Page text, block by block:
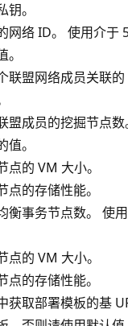
钥。
网络 ID。 使用介于
联盟网络成员关联
盟成员的挖掘节点
值。
点的 VM 大小。
点的存储性能。
衡事务节点数。 使
点的 VM 大小。
点的存储性能。
获取部署模板的基